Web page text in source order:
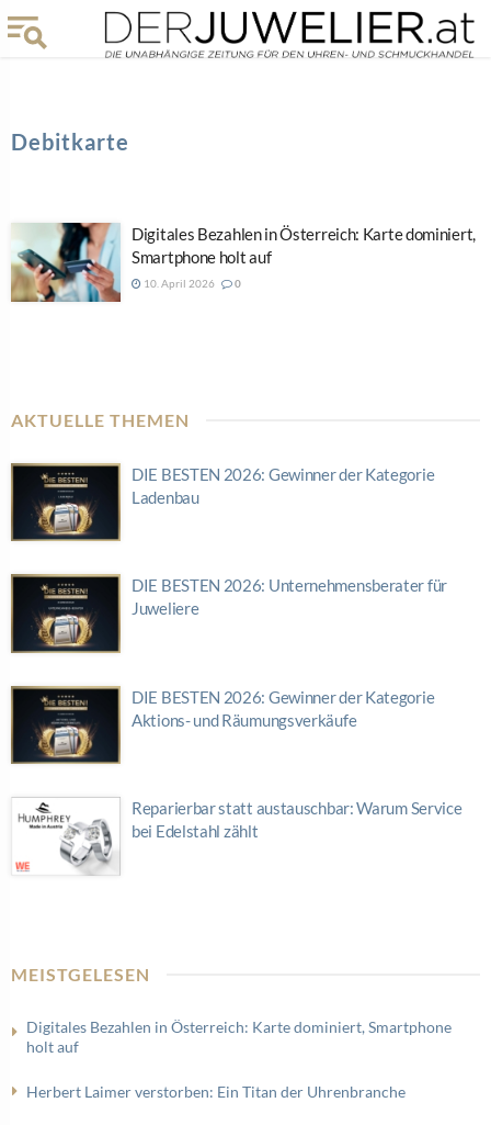
Debitkarte
Digitales Bezahlen in Österreich: Karte dominiert,
Smartphone holt auf
10. April 2026 0
AKTUELLE THEMEN
DIE BESTEN 2026: Gewinner der Kategorie
Ladenbau
DIE BESTEN 2026: Unternehmensberater für
Juweliere
DIE BESTEN 2026: Gewinner der Kategorie
Aktions- und Räumungsverkäufe
Reparierbar statt austauschbar: Warum Service
bei Edelstahl zählt
MEISTGELESEN
Digitales Bezahlen in Österreich: Karte dominiert, Smartphone
holt auf
Herbert Laimer verstorben: Ein Titan der Uhrenbranche